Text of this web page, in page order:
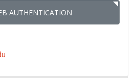
AUTHENTICATION